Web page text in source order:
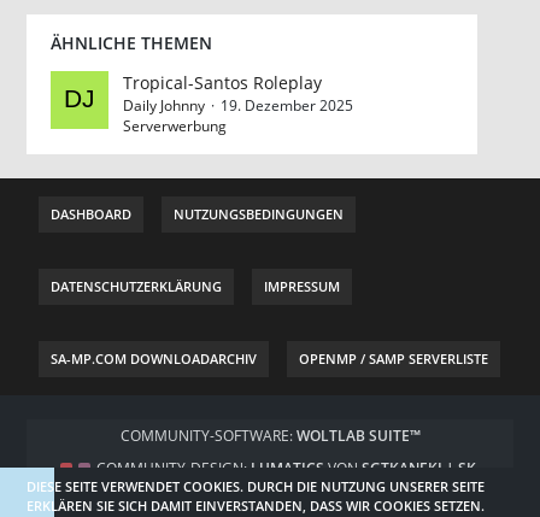
ÄHNLICHE THEMEN
Tropical-Santos Roleplay
Daily Johnny
19. Dezember 2025
Serverwerbung
DASHBOARD NUTZUNGSBEDINGUNGEN
DATENSCHUTZERKLÄRUNG IMPRESSUM
SA-MP.COM DOWNLOADARCHIV OPENMP / SAMP SERVERLISTE
COMMUNITY-SOFTWARE:WOLTLAB SUITE™
COMMUNITY-DESIGN: LUMATICS VON SGTKANEKI | SK-
DESIGNZ.DE
DIESE SEITE VERWENDET COOKIES. DURCH DIE NUTZUNG UNSERER SEITE
ERKLÄREN SIE SICH DAMIT EINVERSTANDEN, DASS WIR COOKIES SETZEN.